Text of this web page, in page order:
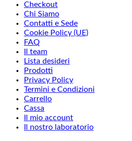
Checkout
Chi Siamo
Contatti e Sede
Cookie Policy (UE)
FAQ
Il team
Lista desideri
Prodotti
Privacy Policy
Termini e Condizioni
Carrello
Cassa
Il mio account
Il nostro laboratorio